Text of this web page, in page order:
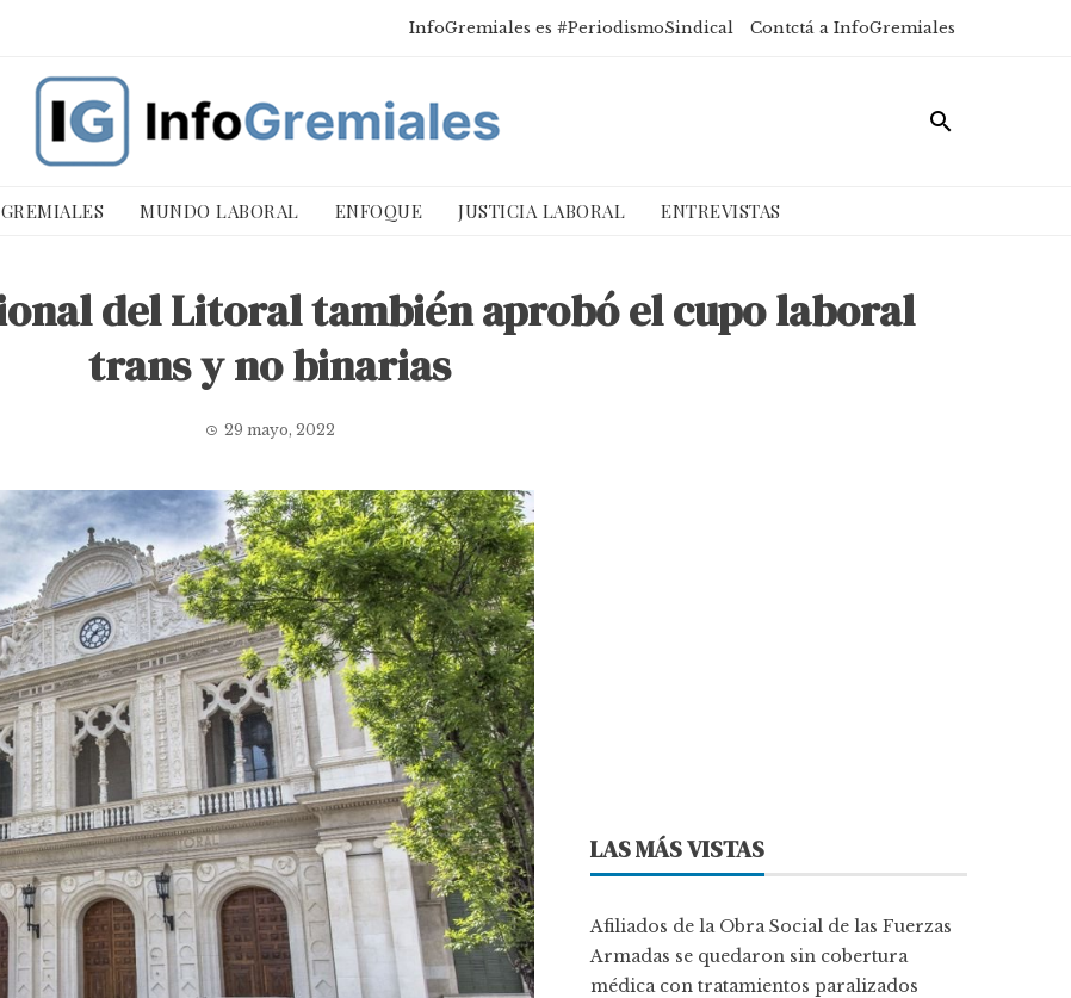
InfoGremiales es #PeriodismoSindical Contctá a InfoGremiales
MUNDO LABORAL ENFOQUE JUSTICIA LABORAL ENTREVISTAS
del Litoral también aprobó el cupo laboral
trans y no binarias
29 mayo, 2022
LAS MÁS VISTAS
Afiliados de la Obra Social de las Fuerzas
Armadas se quedaron sin cobertura
médica con tratamientos paralizados